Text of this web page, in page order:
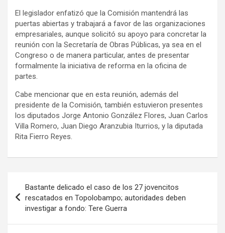
El legislador enfatizó que la Comisión mantendrá las
puertas abiertas y trabajará a favor de las organizaciones
empresariales, aunque solicitó su apoyo para concretar la
reunión con la Secretaría de Obras Públicas, ya sea en el
Congreso o de manera particular, antes de presentar
formalmente la iniciativa de reforma en la oficina de
partes.
Cabe mencionar que en esta reunión, además del
presidente de la Comisión, también estuvieron presentes
los diputados Jorge Antonio González Flores, Juan Carlos
Villa Romero, Juan Diego Aranzubia Iturrios, y la diputada
Rita Fierro Reyes.
de
entradas
Bastante delicado el caso de los 27 jovencitos
rescatados en Topolobampo; autoridades deben
investigar a fondo: Tere Guerra